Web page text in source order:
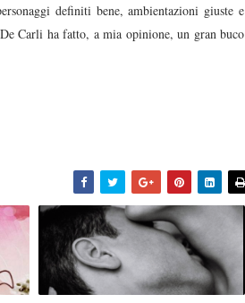
definiti bene, ambientazioni giuste e
Carli ha fatto, a mia opinione, un gran buco